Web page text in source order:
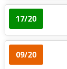
17/20
09/20